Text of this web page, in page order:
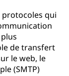
protocoles qui
de transfert
le web, le
(SMTP)